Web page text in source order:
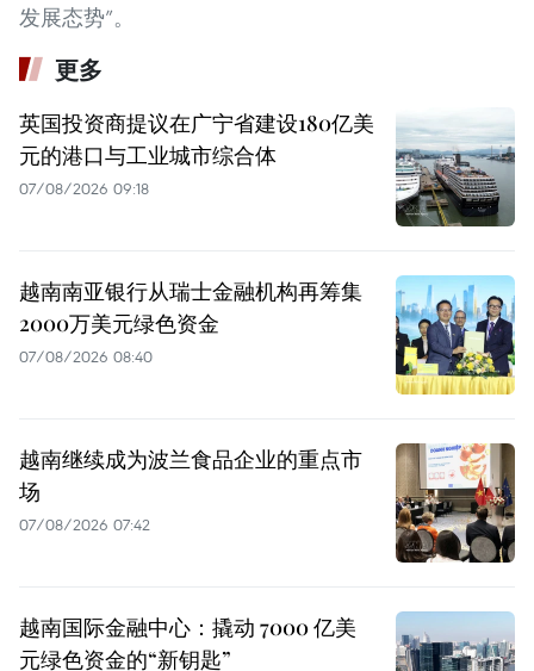
发展态势”。
更多
英国投资商提议在广宁省建设180亿美
元的港口与工业城市综合体
07/08/2026 09:18
越南南亚银行从瑞士金融机构再筹集
2000万美元绿色资金
07/08/2026 08:40
越南继续成为波兰食品企业的重点市
场
07/08/2026 07:42
越南国际金融中心：撬动 7000 亿美
元绿色资金的“新钥匙”